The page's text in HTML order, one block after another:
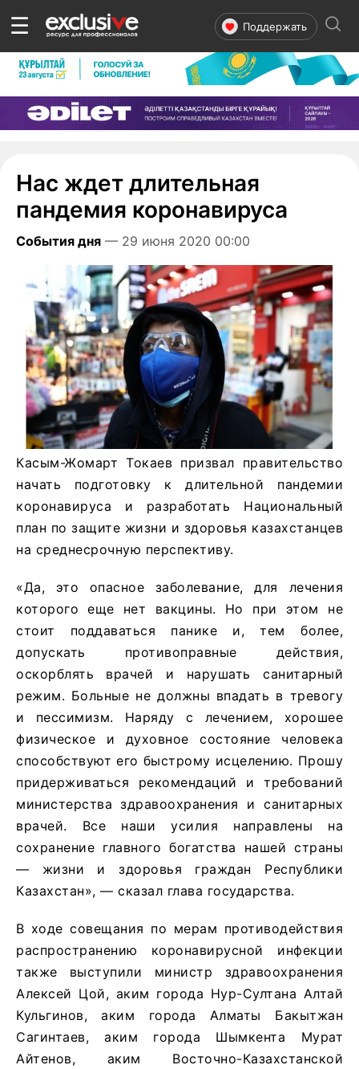
☰ Поддержать
Нас ждет длительная
пандемия коронавируса
События дня — 29 июня 2020 00:00
Касым-Жомарт Токаев призвал правительство
начать подготовку к длительной пандемии
коронавируса и разработать Национальный
план по защите жизни и здоровья казахстанцев
на среднесрочную перспективу.
«Да, это опасное заболевание, для лечения
которого еще нет вакцины. Но при этом не
стоит поддаваться панике и, тем более,
допускать противоправные действия,
оскорблять врачей и нарушать санитарный
режим. Больные не должны впадать в тревогу
и пессимизм. Наряду с лечением, хорошее
физическое и духовное состояние человека
способствуют его быстрому исцелению. Прошу
придерживаться рекомендаций и требований
министерства здравоохранения и санитарных
врачей. Все наши усилия направлены на
сохранение главного богатства нашей страны
— жизни и здоровья граждан Республики
Казахстан», — сказал глава государства.
В ходе совещания по мерам противодействия
распространению коронавирусной инфекции
также выступили министр здравоохранения
Алексей Цой, аким города Нур-Султана Алтай
Кульгинов, аким города Алматы Бакытжан
Сагинтаев, аким города Шымкента Мурат
Айтенов, аким Восточно-Казахстанской